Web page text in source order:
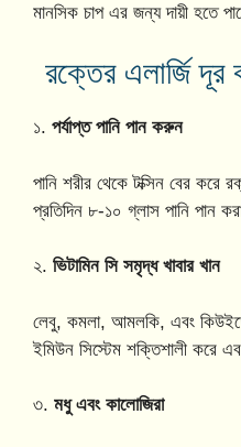
মানসিক চাপ এর জন্য দায়ী হতে
রক্তের এলার্জি দূর
১. পর্যাপ্ত পানি পান করুন
পানি শরীর থেকে টক্সিন বের করে
প্রতিদিন ৮-১০ গ্লাস পানি পান
২. ভিটামিন সি সমৃদ্ধ খাবার খান
লেবু, কমলা, আমলকি, এবং
ইমিউন সিস্টেম শক্তিশালী করে
৩. মধু এবং কালোজিরা